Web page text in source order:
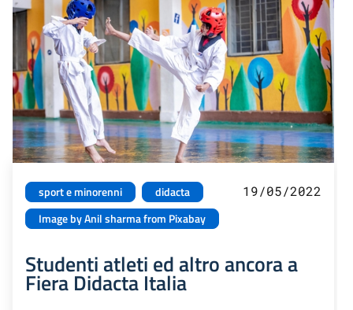
sport e minorenni
didacta
Image by Anil sharma from Pixabay
19/05/2022
Studenti atleti ed altro ancora a
Fiera Didacta Italia